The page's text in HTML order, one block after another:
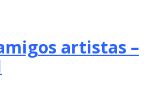
artistas –